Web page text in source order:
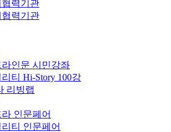
력기관
협력기관
라인문 시민강좌
리티 Hi-Story 100강
리빙랩
인문페어
리티 인문페어